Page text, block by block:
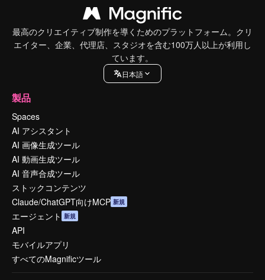
最高のクリエイティブ制作を導くためのプラットフォーム。クリ
エイター、企業、代理店、スタジオを含む100万人以上が利用し
ています。
日本語
製品
Spaces
AI アシスタント
AI 画像生成ツール
AI 動画生成ツール
AI 音声合成ツール
ストックコンテンツ
Claude/ChatGPT向けMCP 新規
エージェント 新規
API
モバイルアプリ
すべてのMagnificツール